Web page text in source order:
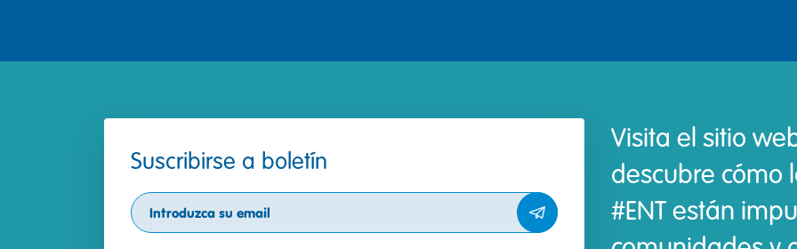
Suscribirse a boletín
Subscribe
Visita el sitio
descubre cómo
#ENT están